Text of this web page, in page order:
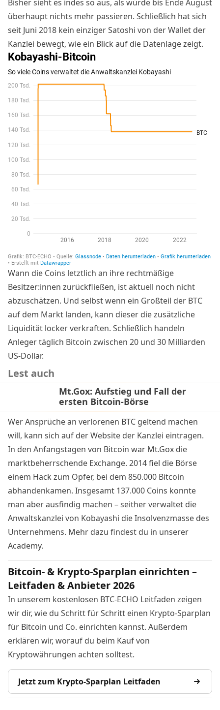
Bisher sieht es indes so aus, als würde bis Ende August
überhaupt nichts mehr passieren. Schließlich hat sich
seit Juni 2018 kein einziger Satoshi von der Wallet der
Kanzlei bewegt, wie ein Blick auf die Datenlage zeigt.
Wann die Coins letztlich an ihre rechtmäßige
Besitzer:innen zurückfließen, ist aktuell noch nicht
abzuschätzen. Und selbst wenn ein Großteil der BTC
auf dem Markt landen, kann dieser die zusätzliche
Liquidität locker verkraften. Schließlich handeln
Anleger täglich Bitcoin zwischen 20 und 30 Milliarden
US-Dollar.
Lest auch
Mt.Gox: Aufstieg und Fall der
ersten Bitcoin-Börse
Wer Ansprüche an verlorenen BTC geltend machen
will, kann sich auf derWebsite der Kanzlei eintragen.
In den Anfangstagen von Bitcoin war Mt.Gox die
marktbeherrschende Exchange. 2014 fiel die Börse
einem Hack zum Opfer, bei dem 850.000 Bitcoin
abhandenkamen. Insgesamt 137.000 Coins konnte
man aber ausfindig machen – seither verwaltet die
Anwaltskanzlei von Kobayashi die Insolvenzmasse des
Unternehmens. Mehr dazu findest du in unserer
Academy.
Bitcoin- & Krypto-Sparplan einrichten –
Leitfaden & Anbieter 2026
In unserem kostenlosen BTC-ECHO Leitfaden zeigen
wir dir, wie du Schritt für Schritt einen Krypto-Sparplan
für Bitcoin und Co. einrichten kannst. Außerdem
erklären wir, worauf du beim Kauf von
Kryptowährungen achten solltest.
Jetzt zum Krypto-Sparplan Leitfaden